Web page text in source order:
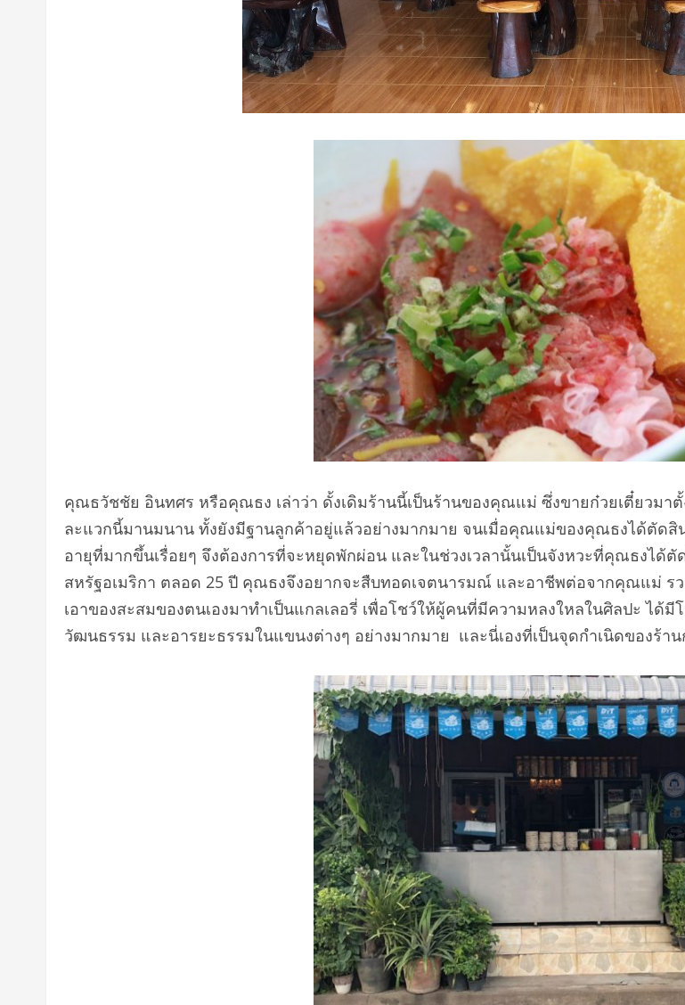
คุณธวัชชัย อินทศร หรือคุณธง เล่าว่า ดั้งเดิมร้านนี้เป็นร้านของคุณแม่ ซึ่งขายก๋วยเตี๋ยวม
ละแวกนี้มานมนาน ทั้งยังมีฐานลูกค้าอยู่แล้วอย่างมากมาย จนเมื่อคุณแม่ของคุณธงได้ตัดสิ
อายุที่มากขึ้นเรื่อยๆ จึงต้องการที่จะหยุดพักผ่อน และในช่วงเวลานั้นเป็นจังหวะที่คุณธงได้
สหรัฐอเมริกา ตลอด 25 ปี คุณธงจึงอยากจะสืบทอดเจตนารมณ์ และอาชีพต่อจากคุณแม่ ร
เอาของสะสมของตนเองมาทำเป็นแกลเลอรี่ เพื่อโชว์ให้ผู้คนที่มีความหลงใหลในศิลปะ ไ
วัฒนธรรม และอารยะธรรมในแขนงต่างๆ อย่างมากมาย และนี่เองที่เป็นจุดกำเนิดของร้าน